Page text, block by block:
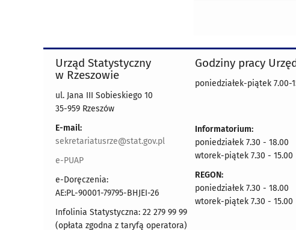
Urząd Statystyczny
w Rzeszowie
ul. Jana III Sobieskiego 10
35-959 Rzeszów
E-mail:
sekretariatusrze@stat.gov.pl
e-PUAP
e-Doręczenia:
AE:PL-90001-79795-BHJEI-26
Infolinia Statystyczna: 22 279 99 99
(opłata zgodna z taryfą operatora)
Godziny pracy
poniedziałek-piątek 7.00-
Informatorium:
poniedziałek 7.30 - 18.00
wtorek-piątek 7.30 - 15.00
REGON:
poniedziałek 7.30 - 18.00
wtorek-piątek 7.30 - 15.00